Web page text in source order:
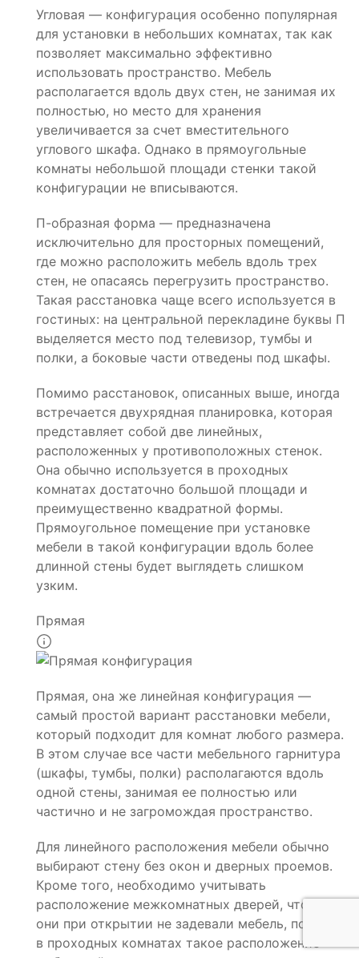
Угловая — конфигурация особенно популярная
для установки в небольших комнатах, так как
позволяет максимально эффективно
использовать пространство. Мебель
располагается вдоль двух стен, не занимая их
полностью, но место для хранения
увеличивается за счет вместительного
углового шкафа. Однако в прямоугольные
комнаты небольшой площади стенки такой
конфигурации не вписываются.
П-образная форма — предназначена
исключительно для просторных помещений,
где можно расположить мебель вдоль трех
стен, не опасаясь перегрузить пространство.
Такая расстановка чаще всего используется в
гостиных: на центральной перекладине буквы П
выделяется место под телевизор, тумбы и
полки, а боковые части отведены под шкафы.
Помимо расстановок, описанных выше, иногда
встречается двухрядная планировка, которая
представляет собой две линейных,
расположенных у противоположных стенок.
Она обычно используется в проходных
комнатах достаточно большой площади и
преимущественно квадратной формы.
Прямоугольное помещение при установке
мебели в такой конфигурации вдоль более
длинной стены будет выглядеть слишком
узким.
Прямая
Прямая, она же линейная конфигурация —
самый простой вариант расстановки мебели,
который подходит для комнат любого размера.
В этом случае все части мебельного гарнитура
(шкафы, тумбы, полки) располагаются вдоль
одной стены, занимая ее полностью или
частично и не загромождая пространство.
Для линейного расположения мебели обычно
выбирают стену без окон и дверных проемов.
Кроме того, необходимо учитывать
расположение межкомнатных дверей, чтобы
они при открытии не задевали мебель, поэтому
в проходных комнатах такое расположение